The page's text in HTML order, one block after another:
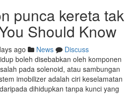
punca kereta tak
Should Know
ago News
Discuss
boleh disebabkan oleh komponen
pada solenoid, atau sambungan
imobilizer adalah ciri keselamatan
dihidupkan tanpa kunci yang